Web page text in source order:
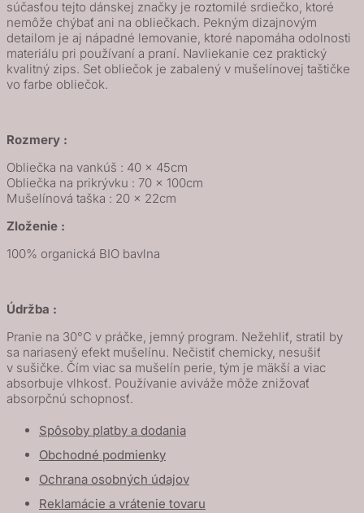
súčasťou tejto dánskej značky je roztomilé srdiečko, ktoré
nemôže chýbať ani na obliečkach. Pekným dizajnovým
detailom je aj nápadné lemovanie, ktoré napomáha odolnosti
materiálu pri používaní a praní. Navliekanie cez praktický
kvalitný zips. Set obliečok je zabalený v mušelínovej taštičke
vo farbe obliečok.
Rozmery :
Obliečka na vankúš : 40 x 45cm
Obliečka na prikrývku : 70 x 100cm
Mušelínová taška : 20 x 22cm
Zloženie :
100% organická BIO bavlna
Údržba :
Pranie na 30°C v práčke, jemný program. Nežehliť, stratil by
sa nariasený efekt mušelínu. Nečistiť chemicky, nesušiť
v sušičke. Čím viac sa mušelín perie, tým je mäkší a viac
absorbuje vlhkosť. Používanie aviváže môže znižovať
absorpčnú schopnosť.
Spôsoby platby a dodania
Obchodné podmienky
Ochrana osobných údajov
Reklamácie a vrátenie tovaru